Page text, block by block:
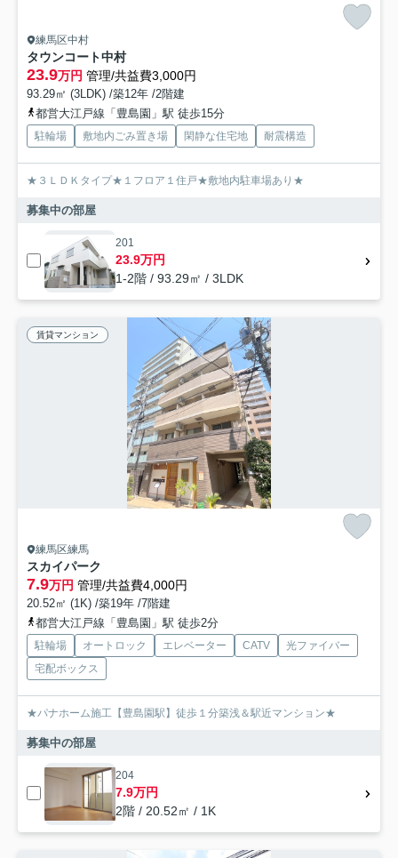
練馬区中村
タウンコート中村
23.9万円 管理/共益費3,000円
93.29㎡ (3LDK) /築12年 /2階建
都営大江戸線「豊島園」駅 徒歩15分
駐輪場 敷地内ごみ置き場 閑静な住宅地 耐震構造
★３ＬＤＫタイプ★１フロア１住戸★敷地内駐車場あり★
募集中の部屋
201
23.9万円
1-2階 / 93.29㎡ / 3LDK
賃貸マンション
練馬区練馬
スカイパーク
7.9万円 管理/共益費4,000円
20.52㎡ (1K) /築19年 /7階建
都営大江戸線「豊島園」駅 徒歩2分
駐輪場 オートロック エレベーター CATV
光ファイバー
宅配ボックス
★パナホーム施工【豊島園駅】徒歩１分築浅＆駅近マンション★
募集中の部屋
204
7.9万円
2階 / 20.52㎡ / 1K